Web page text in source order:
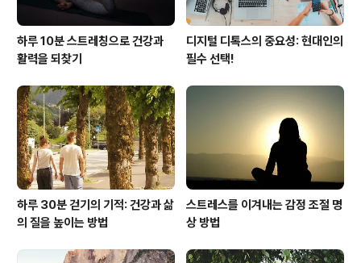
하루 10분 스트레칭으로 건강과
활력을 되찾기
디지털 디톡스의 중요성: 현대인의
필수 선택!
하루 30분 걷기의 기적: 건강과 삶
의 질을 높이는 방법
스트레스를 이겨내는 감정 조절 명
상 방법